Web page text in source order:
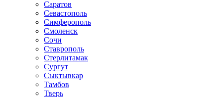
Саратов
Севастополь
Симферополь
Смоленск
Сочи
Ставрополь
Стерлитамак
Сургут
Сыктывкар
Тамбов
Тверь